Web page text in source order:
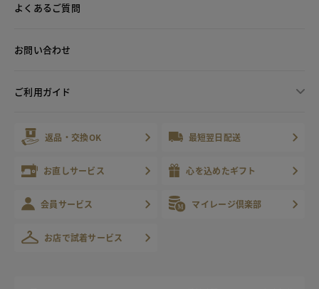
よくあるご質問
お問い合わせ
ご利用ガイド
返品・交換OK 最短翌日配送
お直しサービス 心を込めたギフト
会員サービス マイレージ倶楽部
お店で試着サービス